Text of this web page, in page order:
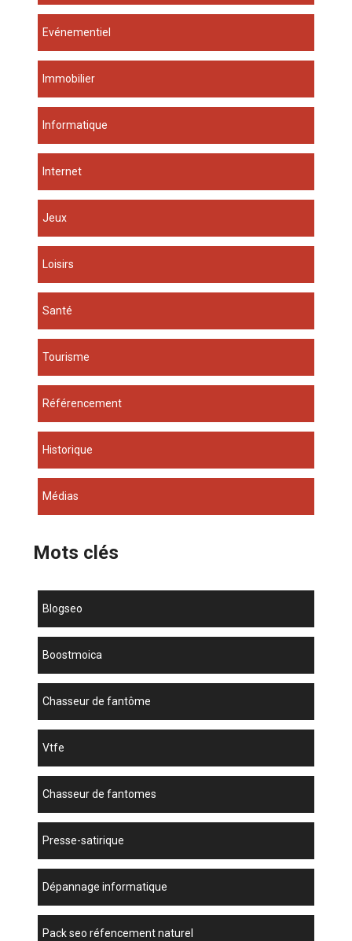
Evénementiel
Immobilier
Informatique
Internet
Jeux
Loisirs
Santé
Tourisme
Référencement
Historique
Médias
Mots clés
blogseo
boostmoica
chasseur de fantôme
vtfe
chasseur de fantomes
presse-satirique
dépannage informatique
pack seo réfencement naturel